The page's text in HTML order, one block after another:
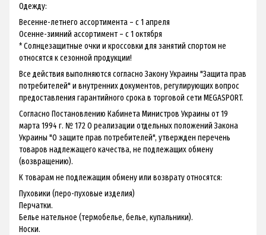
Одежду:
Весенне-летнего ассортимента – с 1 апреля
Осенне-зимний ассортимент – с 1 октября
* Солнцезащитные очки и кроссовки для занятий спортом не
относятся к сезонной продукции!
Все действия выполняются согласно Закону Украины "Защита прав
потребителей" и внутренних документов, регулирующих вопрос
предоставления гарантийного срока в торговой сети MEGASPORT.
Согласно Постановлению Кабинета Министров Украины от 19
марта 1994 г. № 172 О реализации отдельных положений Закона
Украины "О защите прав потребителей", утвержден перечень
товаров надлежащего качества, не подлежащих обмену
(возвращению).
К товарам не подлежащим обмену или возврату относятся:
Пуховики (перо-пуховые изделия)
Перчатки.
Белье нательное (термобелье, белье, купальники).
Носки.